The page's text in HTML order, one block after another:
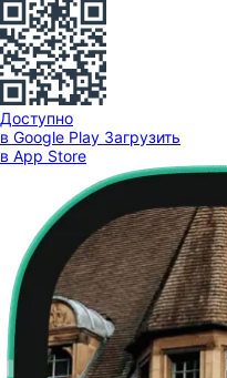
Доступно
в Google Play Загрузить
в App Store